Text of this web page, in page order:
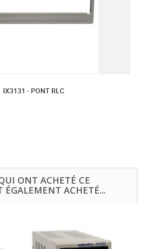
IX3131 - PONT RLC
ONT ACHETÉ CE
ÉGALEMENT ACHETÉ...